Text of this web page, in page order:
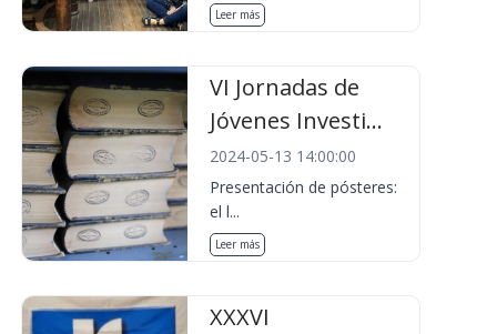
Leer más
VI Jornadas de
Jóvenes Investi...
2024-05-13 14:00:00
Presentación de pósteres:
el l...
Leer más
XXXVI